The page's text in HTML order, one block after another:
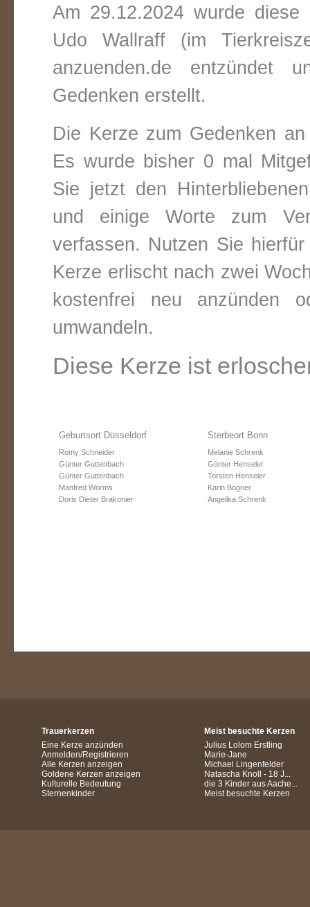
Am 29.12.2024 wurde
Udo Wallraff (im
anzuenden.de entzündet
Gedenken erstellt.
Die Kerze zum Gedenken
Es wurde bisher 0 mal
Sie jetzt den
und einige Worte zum
verfassen. Nutzen Sie
Kerze erlischt nach zwei
kostenfrei neu anzünden
umwandeln.
Diese Kerze ist
Geburtsort Düsseldorf
Romy Schneider
Günter Guttenbach
Günter Guttenbach
Manfred Worms
Doris Dieter Brakonier
Sterbeort Bonn
Melanie Schrenk
Günter Henseler
Torsten Henseler
Karin Bogner
Angelika Schrenk
Trauerkerzen
Eine Kerze anzünden
Anmelden/Registrieren
Alle Kerzen anzeigen
Goldene Kerzen anzeigen
Kulturelle Bedeutung
Sternenkinder
Meist besuchte Kerzen
Julius Lolom Erstling
Marie-Jane
Michael Lingenfelder
Natascha Knoll - 18 J...
die 3 Kinder aus Aache...
Meist besuchte Kerzen